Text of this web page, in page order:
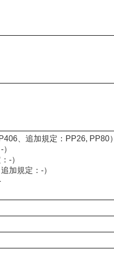
、追加規定：PP26, PP80）
-）
加規定：-）